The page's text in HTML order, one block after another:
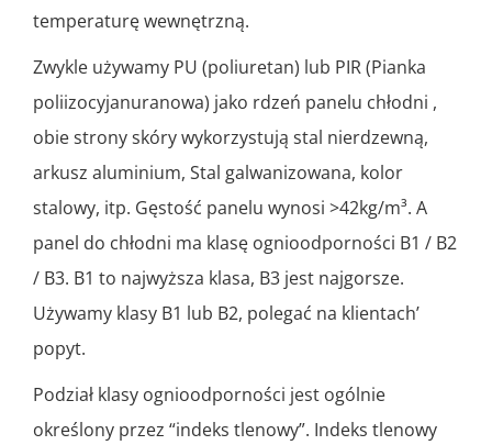
temperaturę wewnętrzną.
Zwykle używamy PU (poliuretan) lub PIR (Pianka
poliizocyjanuranowa) jako rdzeń panelu chłodni ,
obie strony skóry wykorzystują stal nierdzewną,
arkusz aluminium, Stal galwanizowana, kolor
stalowy, itp. Gęstość panelu wynosi >42kg/m³. A
panel do chłodni ma klasę ognioodporności B1 / B2
/ B3. B1 to najwyższa klasa, B3 jest najgorsze.
Używamy klasy B1 lub B2, polegać na klientach’
popyt.
Podział klasy ognioodporności jest ogólnie
określony przez “indeks tlenowy”. Indeks tlenowy